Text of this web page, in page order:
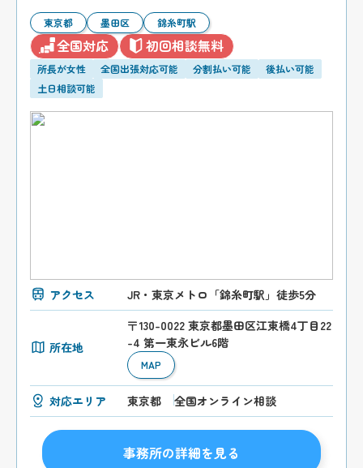
東京都 墨田区 錦糸町駅
全国対応 初回相談無料
所長が女性 全国出張対応可能 分割払い可能
後払い可能
土日相談可能
アクセス JR・東京メトロ「錦糸町駅」徒歩5分
所在地
〒130-0022 東京都墨田区江東橋4丁目22
-4 第一東永ビル6階
MAP
対応エリア 東京都 全国オンライン相談
事務所の詳細を見る